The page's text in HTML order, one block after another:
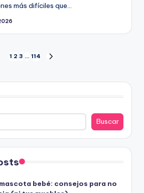
más difíciles que…
1 2 3 … 114
Buscar
bebé: consejos para no